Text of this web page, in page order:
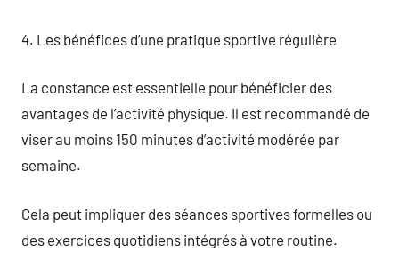
4. Les bénéfices d’une pratique sportive régulière
La constance est essentielle pour bénéficier des
avantages de l’activité physique. Il est recommandé de
viser au moins 150 minutes d’activité modérée par
semaine.
Cela peut impliquer des séances sportives formelles ou
des exercices quotidiens intégrés à votre routine.